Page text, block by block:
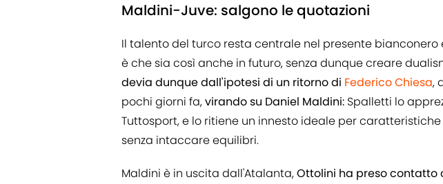
Maldini-Juve: salgono le quotazioni
Il talento del turco resta centrale nel presente bianconero
è che sia così anche in futuro, senza dunque creare
devia dunque dall'ipotesi di un ritorno di Federico Chiesa,
pochi giorni fa,virando su Daniel Maldini: Spalletti lo
Tuttosport, e lo ritiene un innesto ideale per
senza intaccare equilibri.
Maldini è in uscita dall'Atalanta,Ottolini ha preso contatto